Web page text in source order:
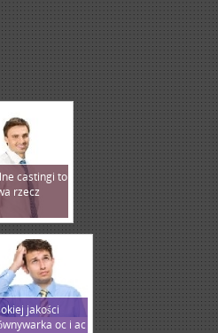
castingi to
rzecz
jakości
oc i ac